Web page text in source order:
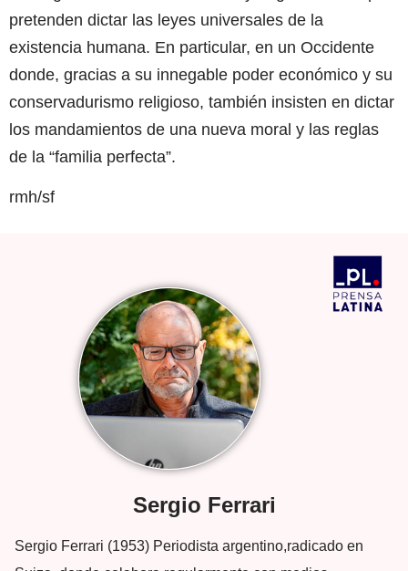
pretenden dictar las leyes universales de la
existencia humana. En particular, en un Occidente
donde, gracias a su innegable poder económico y su
conservadurismo religioso, también insisten en dictar
los mandamientos de una nueva moral y las reglas
de la “familia perfecta”.
rmh/sf
Sergio Ferrari
Sergio Ferrari (1953) Periodista argentino,radicado en